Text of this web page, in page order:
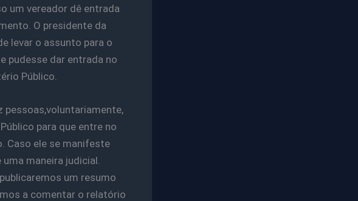
um vereador dê entrada
O presidente da
levar o assunto para o
pudesse dar entrada no
Público.
pessoas,voluntariamente,
para que entre no
Caso ele se manifeste
maneira judicial.
um resumo
a comentar o relatório